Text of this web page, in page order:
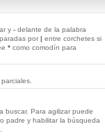
y -delante de la palabra
por | entre corchetes si
*como comodín para
buscar. Para agilizar puede
padre y habilitar la búsqueda